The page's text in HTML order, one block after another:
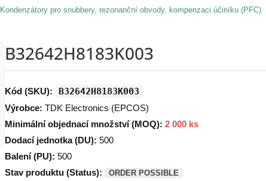
Kondenzátory pro snubbery, rezonanční obvody, kompenzaci účiníku (PFC)
B32642H8183K003
Kód (SKU): B32642H8183K003
Výrobce: TDK Electronics (EPCOS)
Minimální objednací množství (MOQ): 2 000 ks
Dodací jednotka (DU): 500
Balení (PU): 500
Stav produktu (Status):
ORDER POSSIBLE